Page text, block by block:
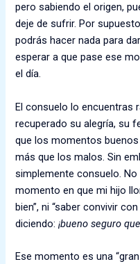
pero sabiendo el origen,
deje de sufrir. Por
podrás hacer nada para
esperar a que pase ese
el día.
El consuelo lo encuentras
recuperado su alegría, su
que los momentos
más que los malos. Sin
simplemente consuelo.
momento en que mi hijo
bien”, ni “saber convivir
diciendo:¡bueno seguro
Ese momento es una